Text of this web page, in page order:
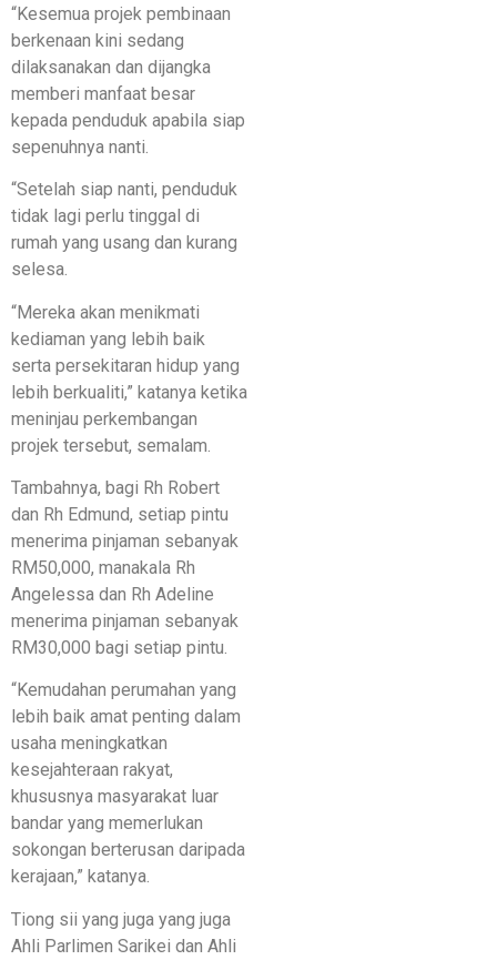
“Kesemua projek pembinaan
berkenaan kini sedang
dilaksanakan dan dijangka
memberi manfaat besar
kepada penduduk apabila siap
sepenuhnya nanti.
“Setelah siap nanti, penduduk
tidak lagi perlu tinggal di
rumah yang usang dan kurang
selesa.
“Mereka akan menikmati
kediaman yang lebih baik
serta persekitaran hidup yang
lebih berkualiti,” katanya ketika
meninjau perkembangan
projek tersebut, semalam.
Tambahnya, bagi Rh Robert
dan Rh Edmund, setiap pintu
menerima pinjaman sebanyak
RM50,000, manakala Rh
Angelessa dan Rh Adeline
menerima pinjaman sebanyak
RM30,000 bagi setiap pintu.
“Kemudahan perumahan yang
lebih baik amat penting dalam
usaha meningkatkan
kesejahteraan rakyat,
khususnya masyarakat luar
bandar yang memerlukan
sokongan berterusan daripada
kerajaan,” katanya.
Tiong sii yang juga yang juga
Ahli Parlimen Sarikei dan Ahli